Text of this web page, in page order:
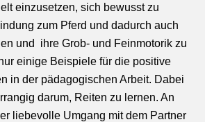
einzusetzen, sich bewusst zu
zum Pferd und dadurch auch
und ihre Grob- und Feinmotorik zu
einige Beispiele für die positive
in der pädagogischen Arbeit. Dabei
darum, Reiten zu lernen. An
liebevolle Umgang mit dem Partner